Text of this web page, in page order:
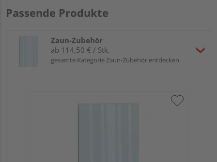
Passende Produkte
Zaun-Zubehör
ab 114,50 € / Stk.
gesamte Kategorie Zaun-Zubehör entdecken